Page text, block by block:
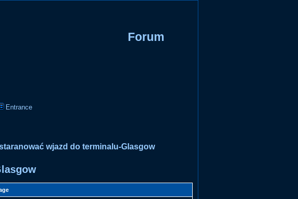
Forum
Entrance
wjazd do terminalu-Glasgow